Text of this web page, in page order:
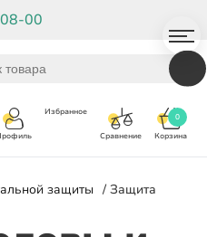
00
Избранное
Сравнение Корзина
0
защиты / Защита